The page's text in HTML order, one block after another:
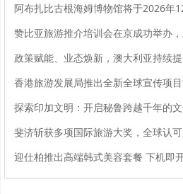
阿布扎比古根海姆博物馆将于2026年
赞比亚旅游推介培训会在京成功举办
政策赋能、业态焕新，澳大利亚持续
香港旅游发展局推出全新全球宣传项目
探索印加文明：开启秘鲁跨越千年的
斐济斩获多项国际旅游大奖，全球认